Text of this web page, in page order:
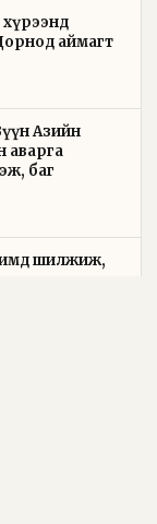
аймагт
Азийн
аварга
баг
шилжиж,